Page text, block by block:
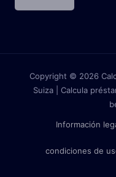
IT
PT
EN
Copyright © 2026
Suiza | Calcula
Información
condiciones de